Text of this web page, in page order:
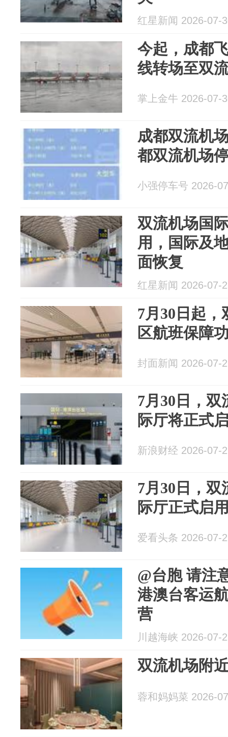
红星新闻 2026-07-
今起，成都
线转场至双
掌上金牛 2026-07-
成都双流机
都双流机场
小强停车号 2026-
双流机场国
用，国际及
面恢复
红星新闻 2026-07-
7月30日起
区航班保障
封面新闻 2026-07-
7月30日，双
际厅将正式
新浪财经 2026-07-
7月30日，双
际厅正式启
爱看头条 2026-07-
@台胞 请注
港澳台客运
营
川越海峡 2026-07-
双流机场附
蓉和妈妈菜 2026-